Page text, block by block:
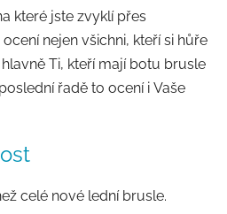
které jste zvyklí přes
nejen všichni, kteří si hůře
Ti, kteří mají botu brusle
řadě to ocení i Vaše
celé nové lední brusle.